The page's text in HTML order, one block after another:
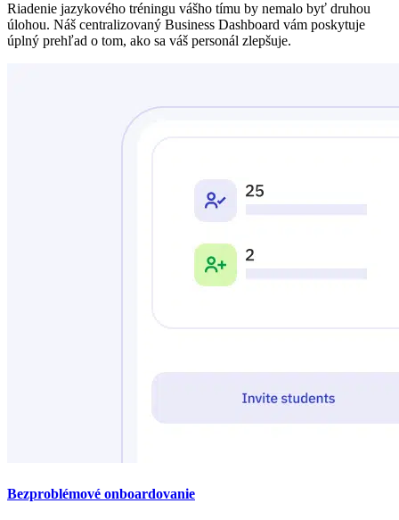
Riadenie jazykového tréningu vášho tímu by nemalo byť druhou
úlohou. Náš centralizovaný Business Dashboard vám poskytuje
úplný prehľad o tom, ako sa váš personál zlepšuje.
Bezproblémové onboardovanie